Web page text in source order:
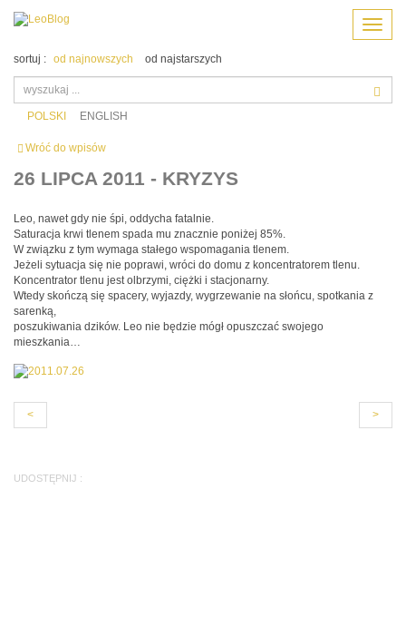
Menu
Wróć do wpisów
sortuj : od najnowszych od najstarszych
POLSKI ENGLISH
26 LIPCA 2011 - KRYZYS
Leo, nawet gdy nie śpi, oddycha fatalnie.
Saturacja krwi tlenem spada mu znacznie poniżej 85%.
W związku z tym wymaga stałego wspomagania tlenem.
Jeżeli sytuacja się nie poprawi, wróci do domu z koncentratorem tlenu.
Koncentrator tlenu jest olbrzymi, ciężki i stacjonarny.
Wtedy skończą się spacery, wyjazdy, wygrzewanie na słońcu, spotkania z
sarenką,
poszukiwania dzików. Leo nie będzie mógł opuszczać swojego
mieszkania…
< >
UDOSTĘPNIJ :